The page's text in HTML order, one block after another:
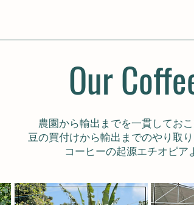
Our
農園から輸出までを一貫してお
豆の買付けから輸出までのやり取
コーヒーの起源エチオピア